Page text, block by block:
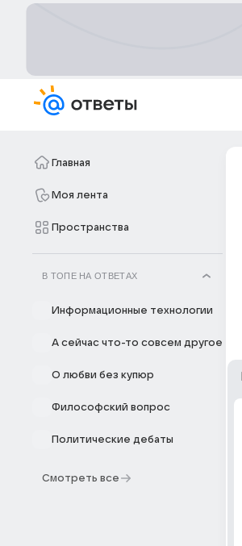
Главная
Моя лента
Пространства
В ТОПЕ НА ОТВЕТАХ
Информационные технологии
А сейчас что-то совсем другое
О любви без купюр
Философский вопрос
Политические дебаты
Смотреть все